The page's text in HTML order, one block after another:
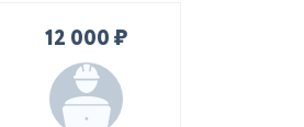
12 000 ₽